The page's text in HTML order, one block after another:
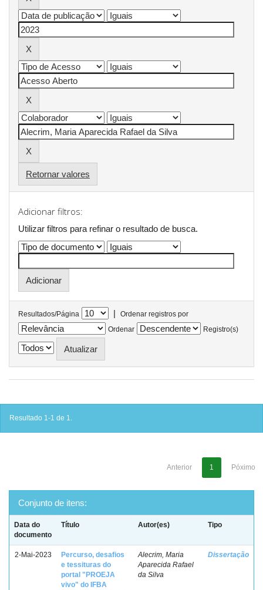
Retornar valores
Adicionar filtros:
Utilizar filtros para refinar o resultado de busca.
Resultados/Página |
Ordenar registros por
Ordenar
Registro(s)
Resultado 1-1 de 1.
Anterior 1 Póximo
Conjunto de itens:
Data do
documento
Título Autor(es) Tipo
2-Mai-2023
Percurso, desafios
e tessituras do
portal "PROEJA
vivo" do IFBA
Alecrim, Maria
Aparecida Rafael
da Silva
Dissertação